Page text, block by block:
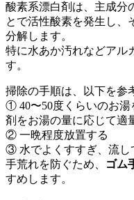
酸素系漂白剤は、主成分
とで活性酸素を発生し、
分解します。
特に水あか汚れなどアル
す。
掃除の手順は、以下を参
① 40〜50度くらいのお湯
剤をお湯の量に応じて適
② 一晩程度放置する
③ 水でよくすすぎ、流し
手荒れを防ぐため、
ゴム
すめします。